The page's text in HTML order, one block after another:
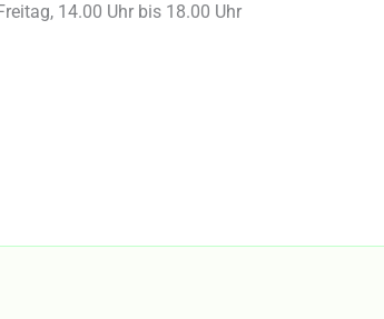
14.00 Uhr bis 18.00 Uhr